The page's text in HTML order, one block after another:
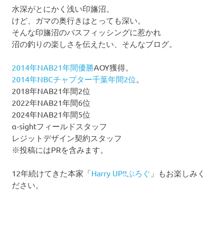
水深がとにかく浅い印旛沼。
けど、ガマの奥行きはとっても深い。
そんな印旛沼のバスフィッシングに惹かれ
沼の釣りの楽しさを伝えたい、そんなブログ。
2014年NAB21年間優勝AOY獲得。
2014年NBCチャプター千葉年間2位。
2018年NAB21年間2位
2022年NAB21年間6位
2024年NAB21年間5位
α-sightフィールドスタッフ
レジットデザイン契約スタッフ
※投稿にはPRを含みます。
12年続けてきた本家「Harry UP!!ぶろぐ 」もお楽しみく
ださい。